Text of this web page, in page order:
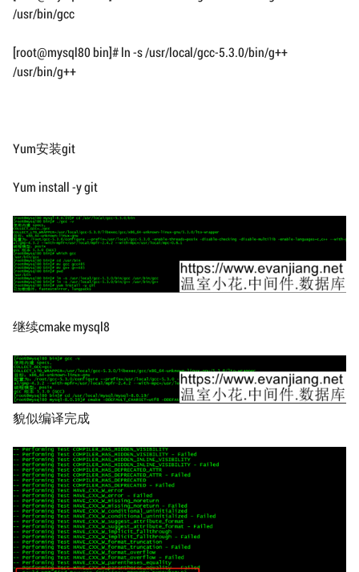
/usr/bin/gcc
[root@mysql80 bin]# ln -s /usr/local/gcc-5.3.0/bin/g++
/usr/bin/g++
Yum安装git
Yum install -y git
继续cmake mysql8
貌似编译完成